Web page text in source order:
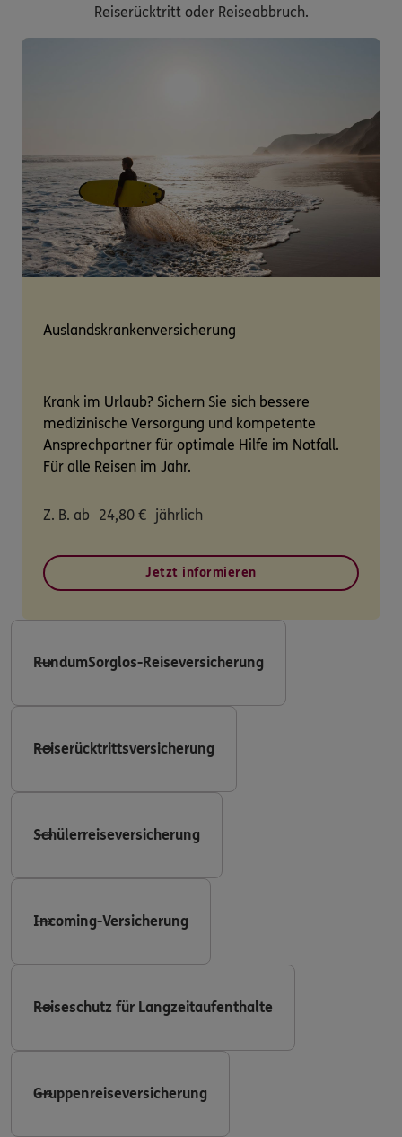
Reiserücktritt oder Reiseabbruch.
Auslandskrankenversicherung
Krank im Urlaub? Sichern Sie sich bessere
medizinische Versorgung und kompetente
Ansprechpartner für optimale Hilfe im Notfall.
Für alle Reisen im Jahr.
Z. B. ab 24,80 € jährlich
Jetzt informieren
RundumSorglos-Reiseversicherung
Reiserücktrittsversicherung
Schülerreiseversicherung
Incoming-Versicherung
Reiseschutz für Langzeitaufenthalte
Gruppenreiseversicherung